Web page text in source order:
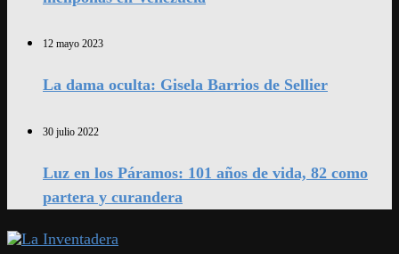
12 mayo 2023
La dama oculta: Gisela Barrios de Sellier
30 julio 2022
Luz en los Páramos: 101 años de vida, 82 como
partera y curandera